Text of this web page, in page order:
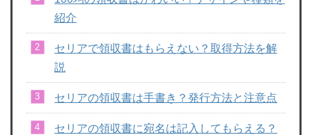
紹介
セリアで領収書はもらえない？取得方法を解
説
セリアの領収書は手書き？発行方法と注意点
セリアの領収書に宛名は記入してもらえる？